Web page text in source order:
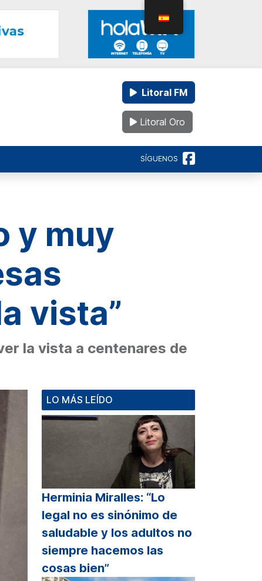
Litoral FM
Litoral Oro
SÍGUENOS
y muy
vista”
la vista a centenares de
LO MÁS LEÍDO
Herminia Miralles: “Lo
legal no es sinónimo de
saludable y los adultos no
siempre hacemos las
cosas bien”